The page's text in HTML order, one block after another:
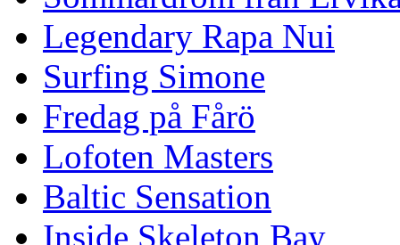
Legendary Rapa Nui
Surfing Simone
Fredag på Fårö
Lofoten Masters
Baltic Sensation
Inside Skeleton Bay